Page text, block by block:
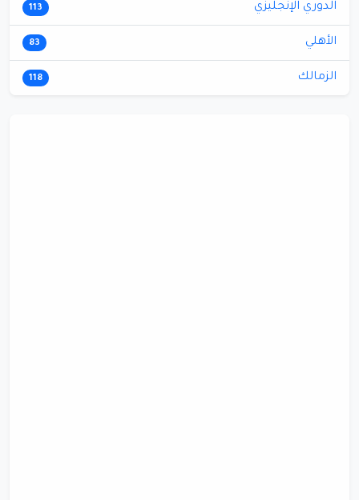
الدوري الإنجليزي 113
الأهلي 83
الزمالك 118